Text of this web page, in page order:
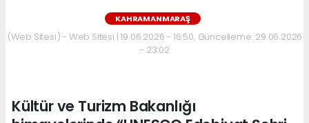
KAHRAMANMARAŞ
(Web Sitesi) - Web Sitesi | 19.06.2026 - 16:50, Güncelleme: 29.06.2026
- 23:02
Kültür ve Turizm Bakanlığı